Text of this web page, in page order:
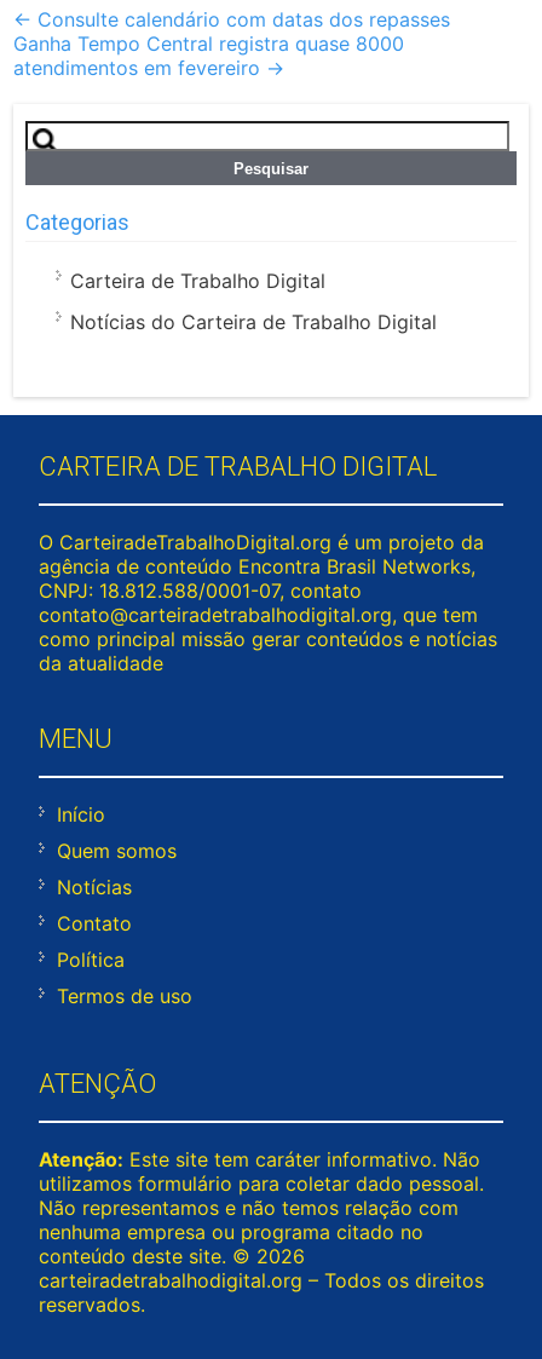
Post
navigation
← Consulte calendário com datas dos repasses
Ganha Tempo Central registra quase 8000
atendimentos em fevereiro →
Pesquisar
por:
Categorias
Carteira de Trabalho Digital
Notícias do Carteira de Trabalho Digital
CARTEIRA DE TRABALHO DIGITAL
O CarteiradeTrabalhoDigital.org é um projeto da
agência de conteúdo Encontra Brasil Networks,
CNPJ: 18.812.588/0001-07, contato
contato@carteiradetrabalhodigital.org, que tem
como principal missão gerar conteúdos e notícias
da atualidade
MENU
Início
Quem somos
Notícias
Contato
Política
Termos de uso
ATENÇÃO
Atenção: Este site tem caráter informativo. Não
utilizamos formulário para coletar dado pessoal.
Não representamos e não temos relação com
nenhuma empresa ou programa citado no
conteúdo deste site. © 2026
carteiradetrabalhodigital.org – Todos os direitos
reservados.